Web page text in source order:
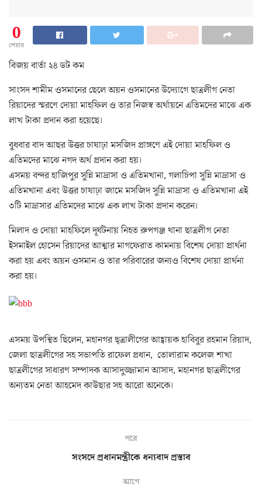
0
শেয়ার
বিজয় বার্তা ২৪ ডট কম
সাংসদ শামীম ওসমানের ছেলে অয়ন ওসমানের উদ্যোগে ছাত্রলীগ নেতা
রিয়াদের স্মরণে দোয়া মাহফিল ও তার নিজস্ব অর্থায়নে এতিমদের মাঝে এক
লাখ টাকা প্রদান করা হয়েছে।
বুধবার বাদ আছর উত্তর চাষাঢ়া মসজিদ প্রাঙ্গণে এই দোয়া মাহফিল ও
এতিমদের মাঝে নগদ অর্থ প্রদান করা হয়।
এসময় বন্দর হাজিপুর সুন্নি মাদ্রাসা ও এতিমখানা, গলাচিপা সুন্নি মাদ্রাসা ও
এতিমখানা এবং উত্তর চাষাঢ়া জামে মসজিদ সুন্নি মাদ্রাসা ও এতিমখানা এই
৩টি মাদ্রাসার এতিমদের মাঝে এক লাখ টাকা প্রদান করেন।
মিলাদ ও দোয়া মাহফিলে দূর্ঘটনায় নিহত রুপগঞ্জ থানা ছাত্রলীগ নেতা
ইসমাইল হোসেন রিয়াদের আত্মার মাগফেরাত কামনায় বিশেষ দোয়া প্রার্থনা
করা হয় এবং অয়ন ওসমান ও তার পরিবারের জন্যও বিশেষ দোয়া প্রার্থনা
করা হয়।
এসময় উপস্থিত ছিলেন, মহানগর ছ্ত্রালীগের আহ্বায়ক হাবিবুর রহমান রিয়াদ,
জেলা ছাত্রলীগের সহ সভাপতি রাফেল প্রধান, তোলারাম কলেজ শাখা
ছাত্রলীগের সাধারণ সম্পাদক আসাদুজ্জামান আসাদ, মহানগর ছাত্রলীগের
অন্যতম নেতা আহমেদ কাউছার সহ আরো অনেকে।
পরে
সংসদে প্রধানমন্ত্রীকে ধন্যবাদ প্রস্তাব
আগে